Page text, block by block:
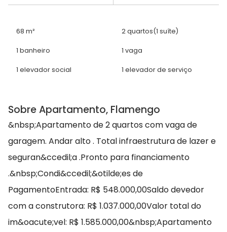
68 m² 2 quartos(1 suíte)
1 banheiro 1 vaga
1 elevador social 1 elevador de serviço
Sobre Apartamento, Flamengo
&nbsp;Apartamento de 2 quartos com vaga de
garagem. Andar alto . Total infraestrutura de lazer e
seguran&ccedil;a .Pronto para financiamento
.&nbsp;Condi&ccedil;&otilde;es de
PagamentoEntrada: R$ 548.000,00Saldo devedor
com a construtora: R$ 1.037.000,00Valor total do
im&oacute;vel: R$ 1.585.000,00&nbsp;Apartamento